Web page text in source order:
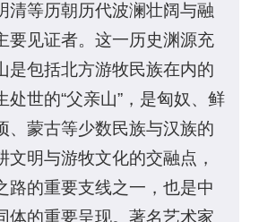
清等历朝历代波澜壮阔与融
要见证者。这一历史渊源充
是包括北方游牧民族在内的
处世的“父亲山”，是匈奴、鲜
、蒙古等少数民族与汉族的
文明与游牧文化的交融点，
路的重要支线之一，也是中
体的重要呈现。著名艺术家